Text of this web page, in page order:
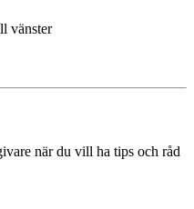
vänster
när du vill ha tips och råd